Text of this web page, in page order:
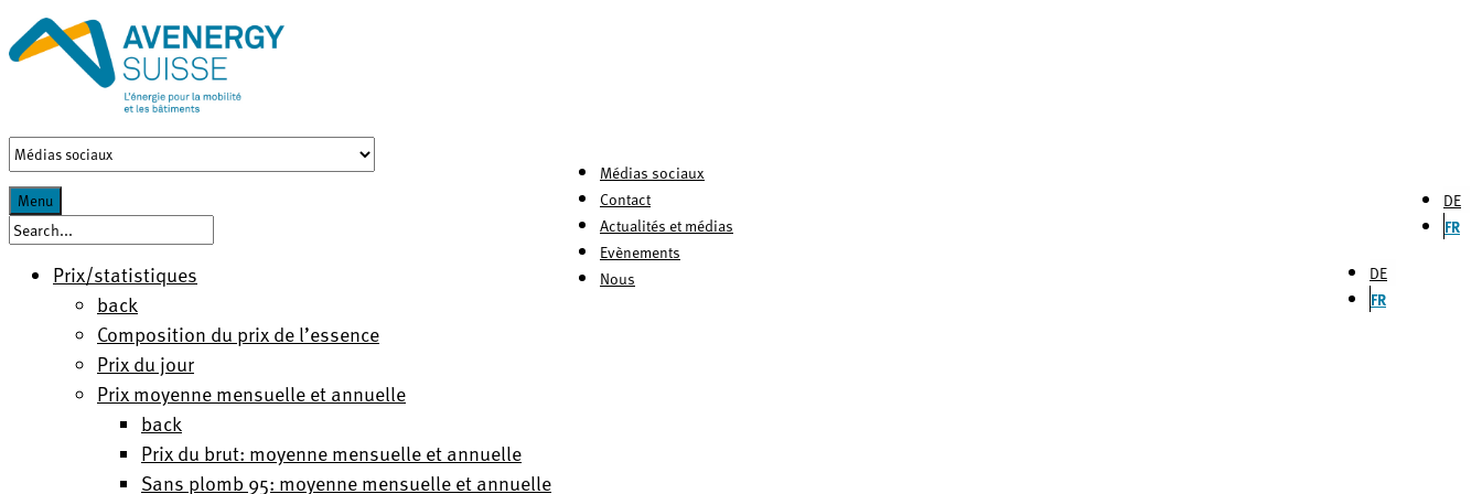
Médias sociaux
Contact
Actualités et médias
Evènements
Nous
DE
FR
Menu
DE
FR
Prix/statistiques
back
Composition du prix de l’essence
Prix du jour
Prix moyenne mensuelle et annuelle
back
Prix du brut: moyenne mensuelle et annuelle
Sans plomb 95: moyenne mensuelle et annuelle